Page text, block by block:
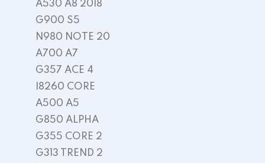
A530 A8 2018
G900 S5
N980 NOTE 20
A700 A7
G357 ACE 4
I8260 CORE
A500 A5
G850 ALPHA
G355 CORE 2
G313 TREND 2